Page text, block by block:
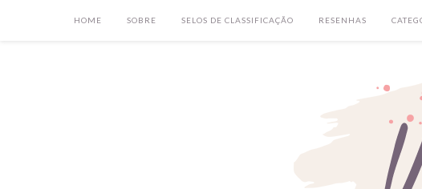
HOME SOBRE SELOS DE CLASSIFICAÇÃO RESENHAS